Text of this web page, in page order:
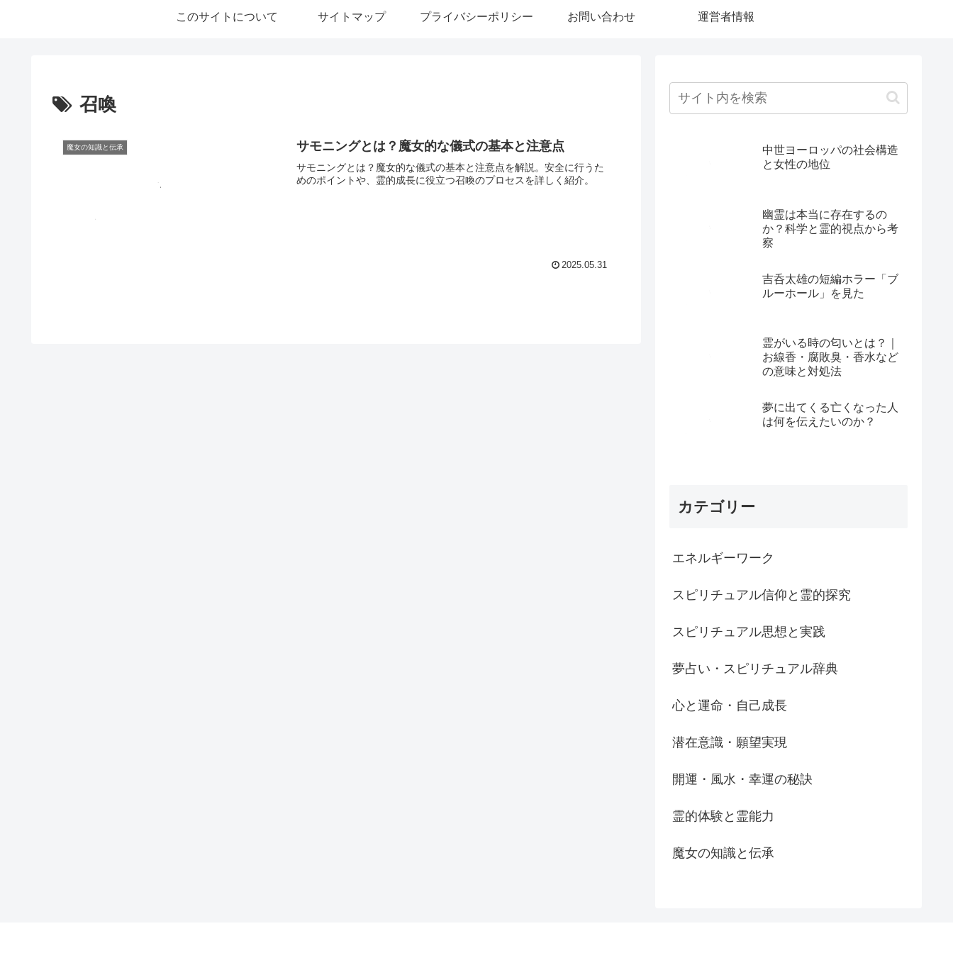
このサイトについて サイトマップ プライバシーポリシー お問い合わせ 運営者情報
召喚
魔女の知識と伝承 サモニングとは？魔女的な儀式の基本と注意点
サモニングとは？魔女的な儀式の基本と注意点を解説。安全に行うた
めのポイントや、霊的成長に役立つ召喚のプロセスを詳しく紹介。
2025.05.31
中世ヨーロッパの社会構造
と女性の地位
幽霊は本当に存在するの
か？科学と霊的視点から考
察
吉呑太雄の短編ホラー「ブ
ルーホール」を見た
霊がいる時の匂いとは？｜
お線香・腐敗臭・香水など
の意味と対処法
夢に出てくる亡くなった人
は何を伝えたいのか？
カテゴリー
エネルギーワーク
スピリチュアル信仰と霊的探究
スピリチュアル思想と実践
夢占い・スピリチュアル辞典
心と運命・自己成長
潜在意識・願望実現
開運・風水・幸運の秘訣
霊的体験と霊能力
魔女の知識と伝承